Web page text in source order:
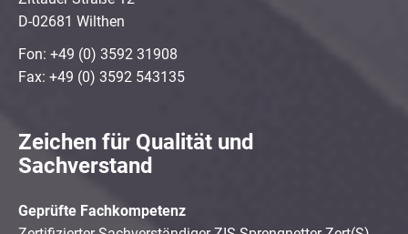
D-02681 Wilthen
Fon: +49 (0) 3592 31908
Fax: +49 (0) 3592 543135
Zeichen für Qualität und
Sachverstand
Geprüfte Fachkompetenz